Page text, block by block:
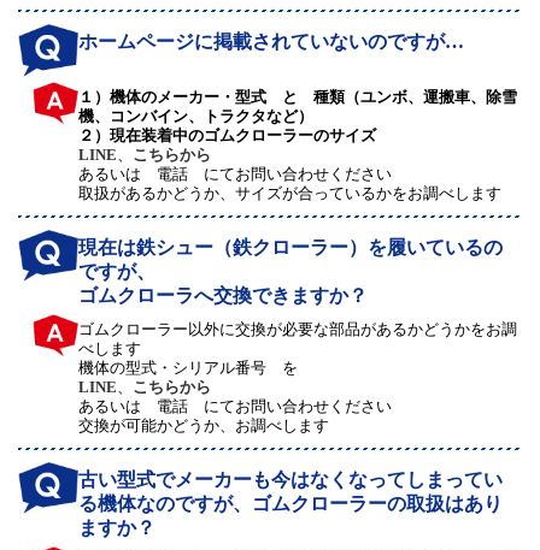
ホームページに掲載されていないのですが…
１）機体のメーカー・型式 と 種類（ユンボ、運搬車、除雪
機、コンバイン、トラクタなど）
２）現在装着中のゴムクローラーのサイズ
LINE
こちらから
あるいは 電話 にてお問い合わせください
取扱があるかどうか、サイズが合っているかをお調べします
現在は鉄シュー（鉄クローラー）を履いているの
ですが、
ゴムクローラへ交換できますか？
ゴムクローラー以外に交換が必要な部品があるかどうかをお調
べします
機体の型式・シリアル番号 を
LINE
こちらから
あるいは 電話 にてお問い合わせください
交換が可能かどうか、お調べします
古い型式でメーカーも今はなくなってしまってい
る機体なのですが、ゴムクローラーの取扱はあり
ますか？